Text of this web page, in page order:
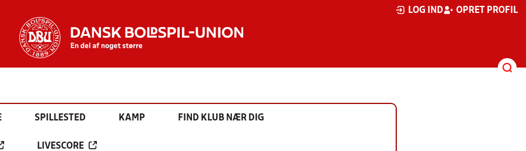
LOG IND OPRET PROFIL
SPILLESTED KAMP FIND KLUB NÆR DIG
LIVESCORE